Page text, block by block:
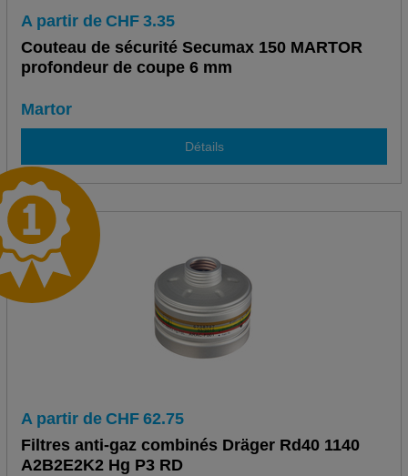
A partir de CHF 3.35
Couteau de sécurité Secumax 150 MARTOR
profondeur de coupe 6 mm
Martor
Détails
A partir de CHF 62.75
Filtres anti-gaz combinés Dräger Rd40 1140
A2B2E2K2 Hg P3 RD